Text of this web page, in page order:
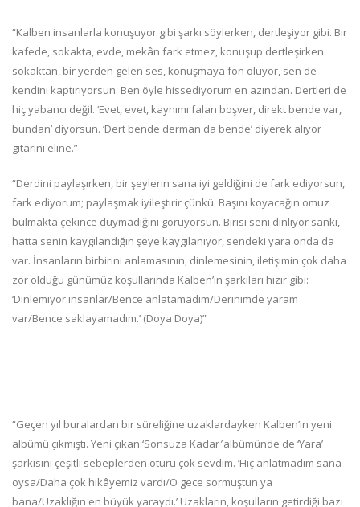
“Kalben insanlarla konuşuyor gibi şarkı söylerken, dertleşiyor gibi. Bir
kafede, sokakta, evde, mekân fark etmez, konuşup dertleşirken
sokaktan, bir yerden gelen ses, konuşmaya fon oluyor, sen de
kendini kaptırıyorsun. Ben öyle hissediyorum en azından. Dertleri de
hiç yabancı değil. ‘Evet, evet, kaynımı falan boşver, direkt bende var,
bundan’ diyorsun. ‘Dert bende derman da bende’ diyerek alıyor
gitarını eline.”
“Derdini paylaşırken, bir şeylerin sana iyi geldiğini de fark ediyorsun,
fark ediyorum; paylaşmak iyileştirir çünkü. Başını koyacağın omuz
bulmakta çekince duymadığını görüyorsun. Birisi seni dinliyor sanki,
hatta senin kaygılandığın şeye kaygılanıyor, sendeki yara onda da
var. İnsanların birbirini anlamasının, dinlemesinin, iletişimin çok daha
zor olduğu günümüz koşullarında Kalben’in şarkıları hızır gibi:
‘Dinlemiyor insanlar/Bence anlatamadım/Derinimde yaram
var/Bence saklayamadım.’ (Doya Doya)”
“Geçen yıl buralardan bir süreliğine uzaklardayken Kalben’in yeni
albümü çıkmıştı. Yeni çıkan ‘Sonsuza Kadaralbümünde de ‘Yara’
şarkısını çeşitli sebeplerden ötürü çok sevdim. ‘Hiç anlatmadım sana
oysa/Daha çok hikâyemiz vardı/O gece sormuştun ya
bana/Uzaklığın en büyük yaraydı.’ Uzakların, koşulların getirdiği bazı